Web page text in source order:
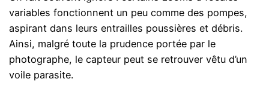
variables fonctionnent un peu comme des pompes,
aspirant dans leurs entrailles poussières et débris.
Ainsi, malgré toute la prudence portée par le
photographe, le capteur peut se retrouver vêtu d’un
voile parasite.